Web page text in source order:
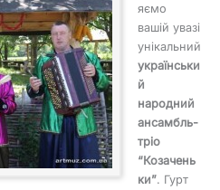
яємо
вашій увазі
унікальний
українськи
й
народний
ансамбль-
тріо
“Козачень
ки”. Гурт